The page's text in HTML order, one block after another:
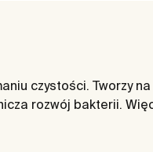
czystości. Tworzy
rozwój bakterii.